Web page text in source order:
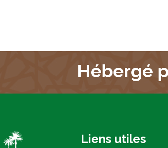
Hébergé
Liens utiles